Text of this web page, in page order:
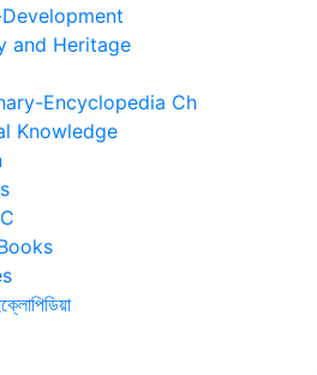
and Heritage
Encyclopedia Ch
Knowledge